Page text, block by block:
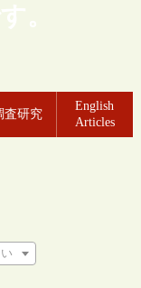
。
査研究
English
Articles